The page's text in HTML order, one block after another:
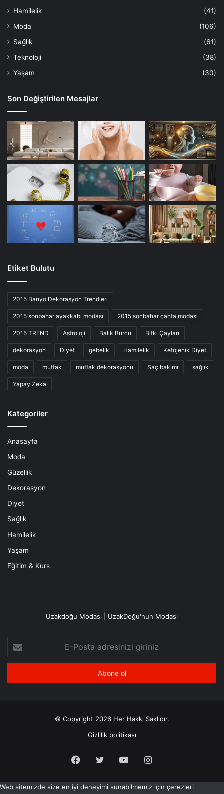
Hamilelik
(41)
Moda
(106)
Sağlık
(61)
Teknoloji
(38)
Yaşam
(30)
Son Değiştirilen Mesajlar
Etiket Bulutu
2015 Banyo Dekorasyon Trendleri
2015 sonbahar ayakkabı modası 2015 sonbahar çanta modası
2015 TREND Astroloji Balık Burcu Bitki Çayları
dekorasyon Diyet gebelik Hamilelik Ketojenik Diyet
moda mutfak mutfak dekorasyonu Saç bakımı sağlık
Yapay Zeka
Kategoriler
Anasayfa
Moda
Güzellik
Dekorasyon
Diyet
Sağlık
Hamilelik
Yaşam
Eğitim & Kurs
Uzakdoğu Modası | UzakDoğu'nun Modası
Posta
adresinizi
© Copyright 2026 Her Hakkı Saklıdır.
Gizlilik politikası
Facebook
X YouTubeInstagram
Web sitemizde size en iyi deneyimi sunabilmemiz için çerezleri